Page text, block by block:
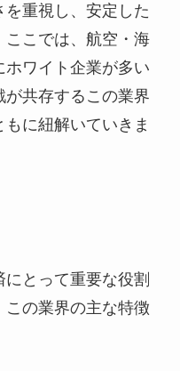
重視し、安定した
こでは、航空・海
ワイト企業が多い
共存するこの業界
に紐解いていきま
とって重要な役割
この業界の主な特徴